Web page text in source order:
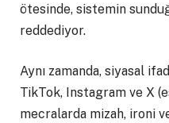
ötesinde, sistemin
reddediyor.
Aynı zamanda, siyasal
TikTok, Instagram ve X
mecralarda mizah, ironi